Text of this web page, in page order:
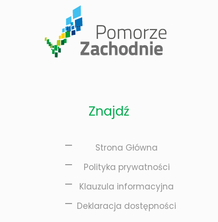
„Innowator Pomorza
Znajdź
Strona Główna
Polityka prywatności
Klauzula informacyjna
Deklaracja dostępności